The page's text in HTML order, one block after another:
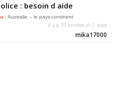
: besoin d aide
: Australie – le pays-continent
il y a 18 années et 2 mois
mika17000